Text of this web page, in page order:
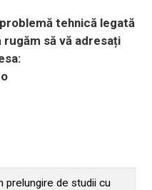
tehnică legată
să vă adresați
prelungire de studii cu